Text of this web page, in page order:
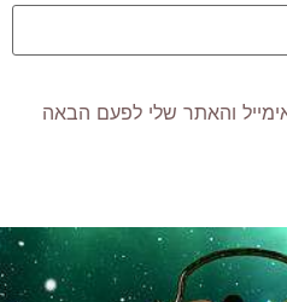
והאתר שלי לפעם הבאה